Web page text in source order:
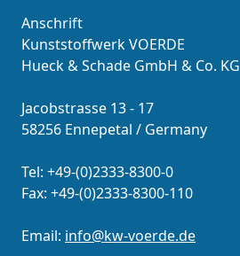
Anschrift
Kunststoffwerk VOERDE
Hueck & Schade GmbH & Co. KG
Jacobstrasse 13 - 17
58256 Ennepetal / Germany
Tel: +49-(0)2333-8300-0
Fax: +49-(0)2333-8300-110
Email: info@kw-voerde.de